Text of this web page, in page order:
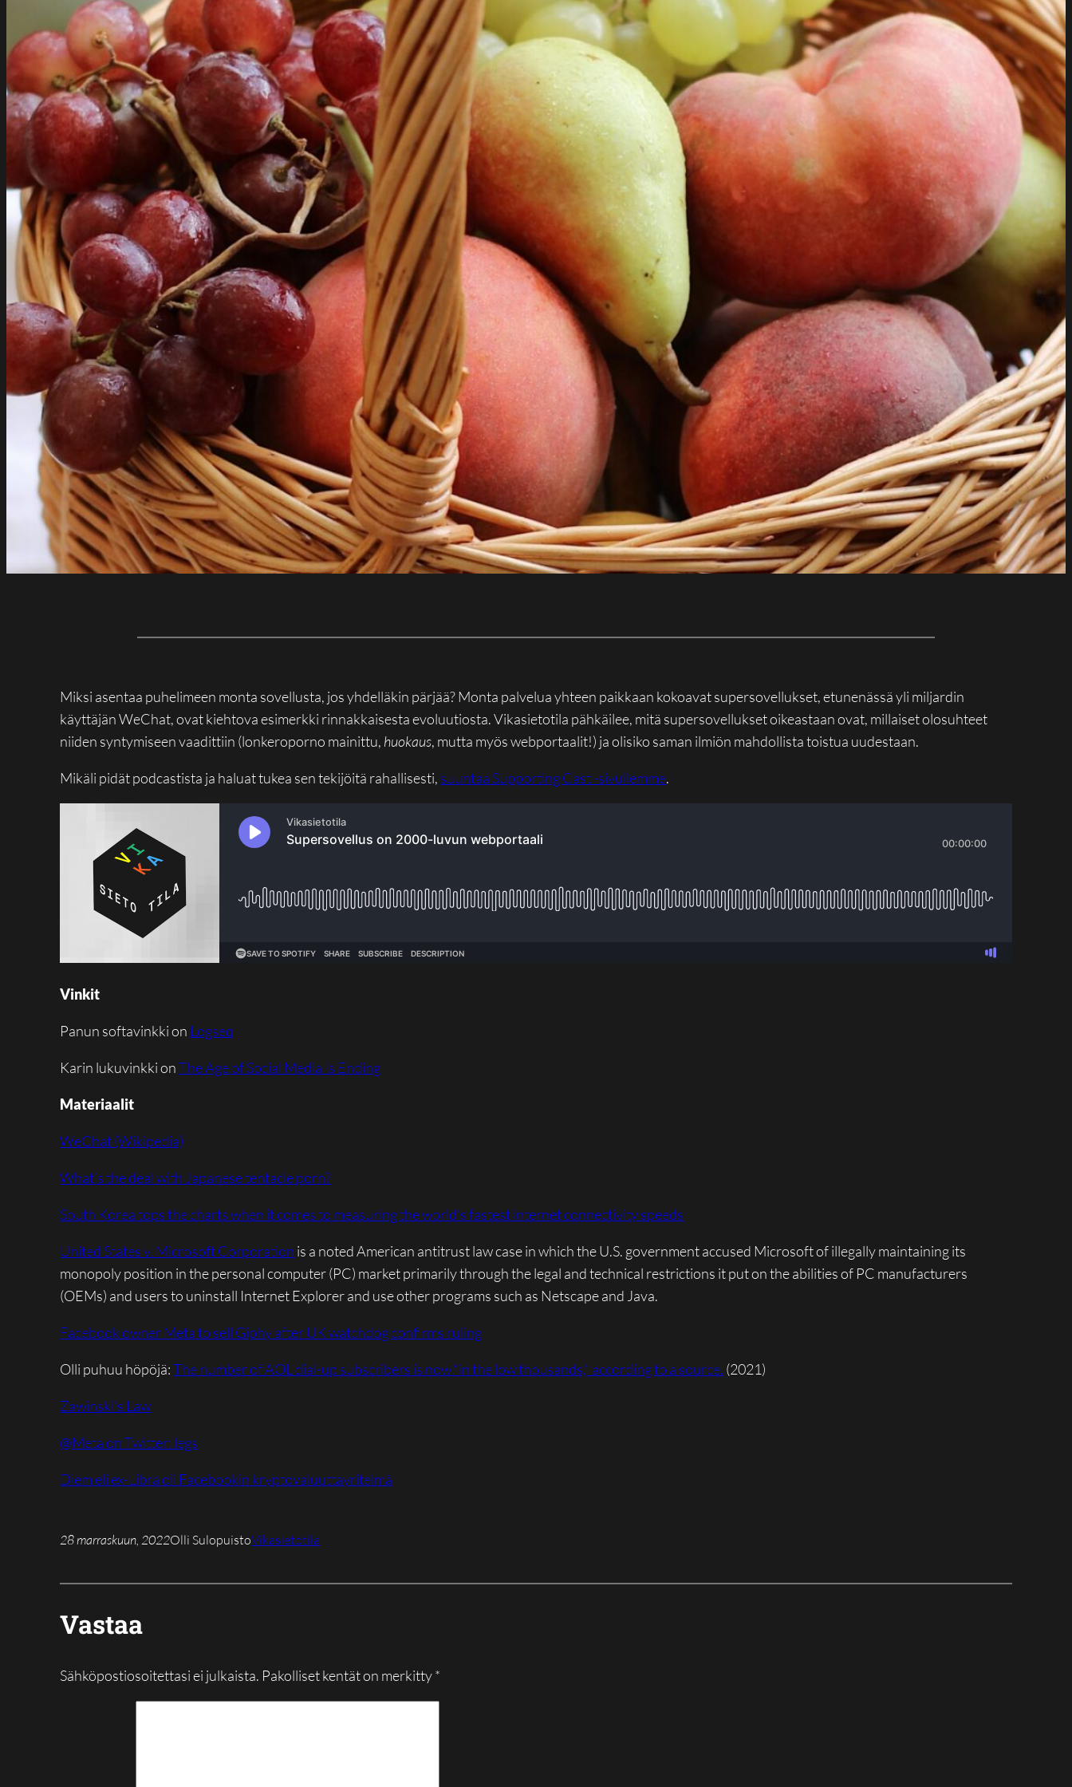
Miksi asentaa puhelimeen monta sovellusta, jos yhdelläkin pärjää? Monta palvelua yhteen paikkaan kokoavat supersovellukset, etunenässä yli miljardin
käyttäjän WeChat, ovat kiehtova esimerkki rinnakkaisesta evoluutiosta. Vikasietotila pähkäilee, mitä supersovellukset oikeastaan ovat, millaiset olosuhteet
niiden syntymiseen vaadittiin (lonkeroporno mainittu, huokaus, mutta myös webportaalit!) ja olisiko saman ilmiön mahdollista toistua uudestaan.
Mikäli pidät podcastista ja haluat tukea sen tekijöitä rahallisesti, suuntaa Supporting Cast -sivullemme.
Vinkit
Panun softavinkki on Logseq
Karin lukuvinkki onThe Age of Social Media Is Ending
Materiaalit
WeChat (Wikipedia)
What’s the deal with Japanese tentacle porn?
South Korea tops the charts when it comes to measuring the world’s fastest internet connectivity speeds
United States v. Microsoft Corporation is a noted American antitrust law case in which the U.S. government accused Microsoft of illegally maintaining its
monopoly position in the personal computer (PC) market primarily through the legal and technical restrictions it put on the abilities of PC manufacturers
(OEMs) and users to uninstall Internet Explorer and use other programs such as Netscape and Java.
Facebook owner Meta to sell Giphy after UK watchdog confirms ruling
Olli puhuu höpöjä:The number of AOL dial-up subscribers is now “in the low thousands,” according to a source. (2021)
Zawinski’s Law
@Meta on Twitter: legs
Diem eli ex-Libra oli Facebookin kryptovaluuttayritelmä
28 marraskuun, 2022Olli SulopuistoVikasietotila
Vastaa
Sähköpostiosoitettasi ei julkaista. Pakolliset kentät on merkitty*